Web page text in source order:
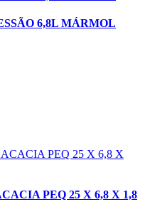
6,8L MÁRMOL
PEQ 25 X 6,8 X 1,8